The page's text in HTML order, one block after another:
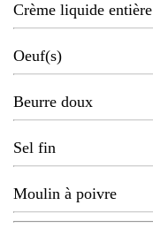
Crème liquide entière
Oeuf(s)
Beurre doux
Sel fin
Moulin à poivre